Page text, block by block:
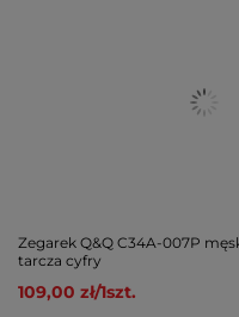
Zegarek Q&Q C34A-007P
tarcza cyfry
109,00 zł/1szt.